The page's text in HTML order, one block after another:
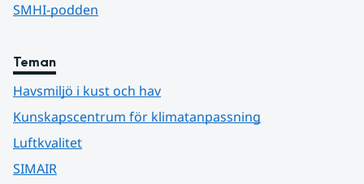
SMHI-podden
Teman
Havsmiljö i kust och hav
Kunskapscentrum för klimatanpassning
Luftkvalitet
SIMAIR